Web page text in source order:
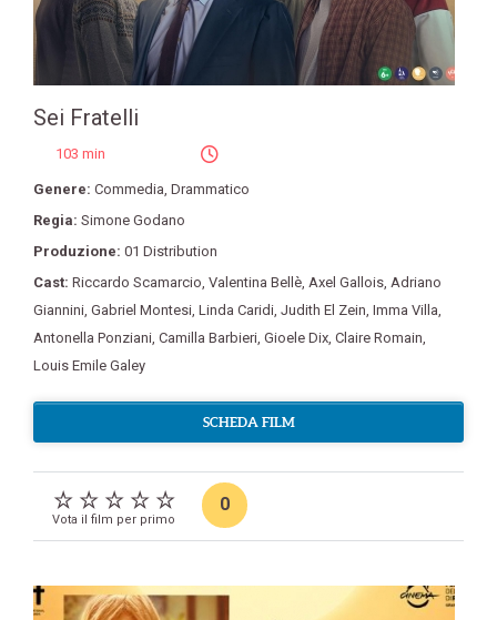
Sei Fratelli
103 min
Genere: Commedia, Drammatico
Regia: Simone Godano
Produzione: 01 Distribution
Cast: Riccardo Scamarcio, Valentina Bellè, Axel Gallois, Adriano
Giannini, Gabriel Montesi, Linda Caridi, Judith El Zein, Imma Villa,
Antonella Ponziani, Camilla Barbieri, Gioele Dix, Claire Romain,
Louis Emile Galey
SCHEDA FILM
Vota il film per primo
0